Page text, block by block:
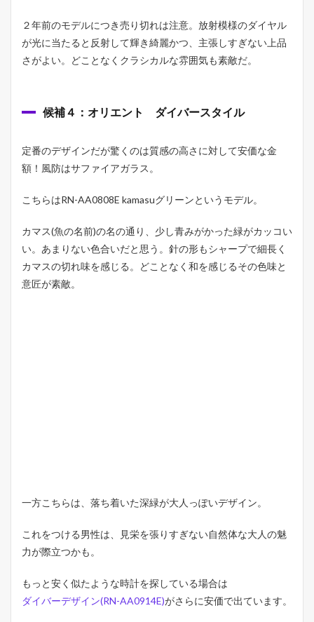
２年前のモデルにつき売り切れは注意。放射模様のダイヤル
が光に当たると反射して輝き綺麗かつ、主張しすぎない上品
さがよい。どことなくクラシカルな雰囲気も素敵だ。
候補４：オリエント ダイバースタイル
定番のデザインだが驚くのは質感の高さに対して安価な金
額！風防はサファイアガラス。
こちらはRN-AA0808E kamasuグリーンというモデル。
カマス(魚の名前)の名の通り、少し青みがかった緑がカッコい
い。あまりない色合いだと思う。針の形もシャープで細長く
カマスの切れ味を感じる。どことなく和を感じるその色味と
意匠が素敵。
一方こちらは、落ち着いた深緑が大人っぽいデザイン。
これをつける男性は、見栄を張りすぎない自然体な大人の魅
力が際立つかも。
もっと安く似たような時計を探している場合は
ダイバーデザイン(RN-AA0914E)がさらに安価で出ています。